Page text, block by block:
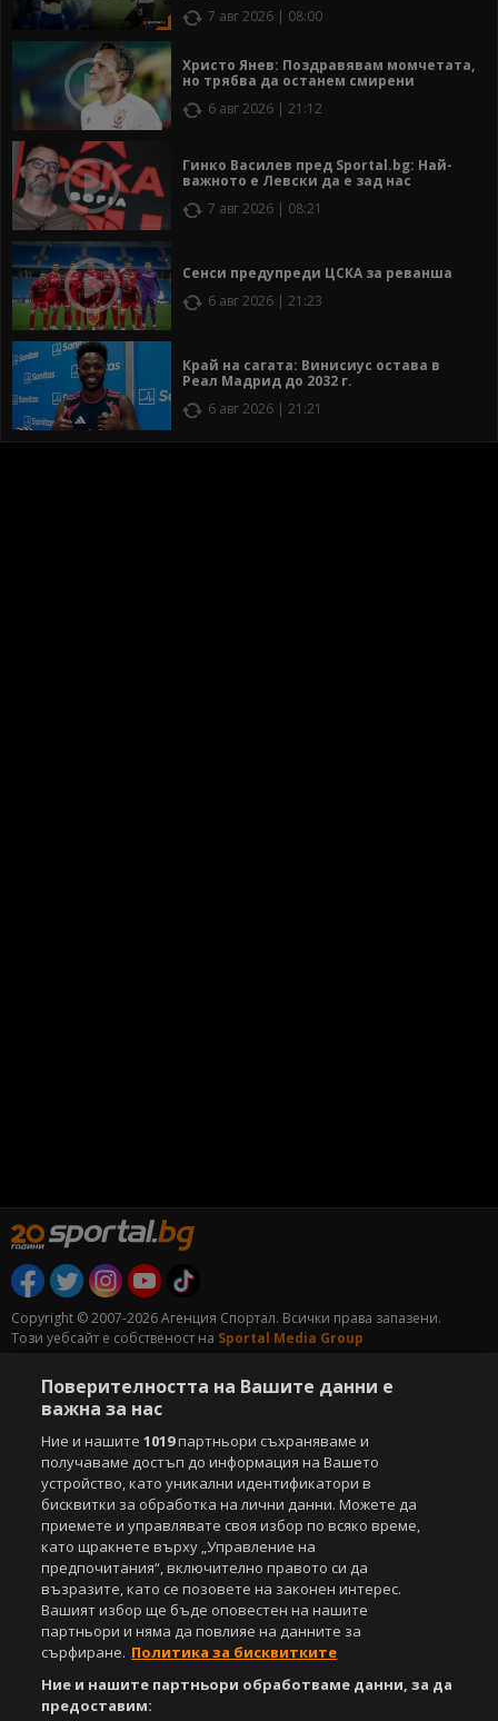
7 авг 2026 | 08:00
Христо Янев: Поздравявам момчетата,
но трябва да останем смирени
6 авг 2026 | 21:12
Гинко Василев пред Sportal.bg: Най-
важното е Левски да е зад нас
7 авг 2026 | 08:21
Сенси предупреди ЦСКА за реванша
6 авг 2026 | 21:23
Край на сагата: Винисиус остава в
Реал Мадрид до 2032 г.
6 авг 2026 | 21:21
Copyright © 2007-2026 Агенция Спортал. Всички права запазени.
Този уебсайт е собственост на Sportal Media Group
За нас Екип За рекламa
Общи условия
Етични правила на НСС
Съдържанието на този уеб сайт и технологиите, използвани в него, са
под закрила на Закона за авторското право и сродните му права.
Всички статии, репортажи, интервюта и други текстови, графични и
видео материали, публикувани в сайта, са собственост на Агенция
Спортал, освен ако изрично е посочено друго. Допуска се
публикуване на текстови материали само след писмено съгласие на
Агенция Спортал, посочване на източника и добавяне на линк към
www.sportal.bg. Използването на графични и видео материали,
публикувани в сайта, е строго забранено. Нарушителите ще бъдат
санкционирани с цялата строгост на закона.
СвалиБЕЗПЛАТНОТОприложение за:
Поверителността на Вашите данни е
важна за нас
Ние и нашите1019партньори съхраняваме и
получаваме достъп до информация на Вашето
устройство, като уникални идентификатори в
бисквитки за обработка на лични данни. Можете да
приемете и управлявате своя избор по всяко време,
като щракнете върху „Управление на
предпочитания“, включително правото си да
възразите, като се позовете на законен интерес.
Вашият избор ще бъде оповестен на нашите
партньори и няма да повлияе на данните за
сърфиране. Политика за бисквитките
Ние и нашите партньори обработваме данни, за да
предоставим: